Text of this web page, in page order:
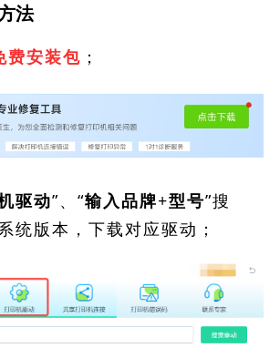
法
费安装包 ；
驱动”、“输入品牌+型号”搜
统版本，下载对应驱动；